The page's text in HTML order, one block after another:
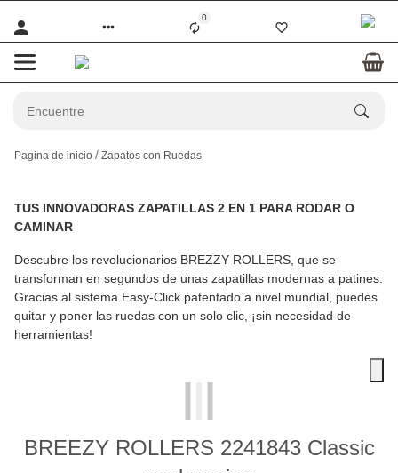
0
Pagina de inicio Zapatos con Ruedas
TUS INNOVADORAS ZAPATILLAS 2 EN 1 PARA RODAR O
CAMINAR
Descubre los revolucionarios BREZZY ROLLERS , que se
transforman en segundos de unas zapatillas modernas a patines.
Gracias al sistema Easy-Click patentado a nivel mundial, puedes
quitar y poner las ruedas con un solo clic, ¡sin necesidad de
herramientas!
BREEZY ROLLERS 2241843 Classic